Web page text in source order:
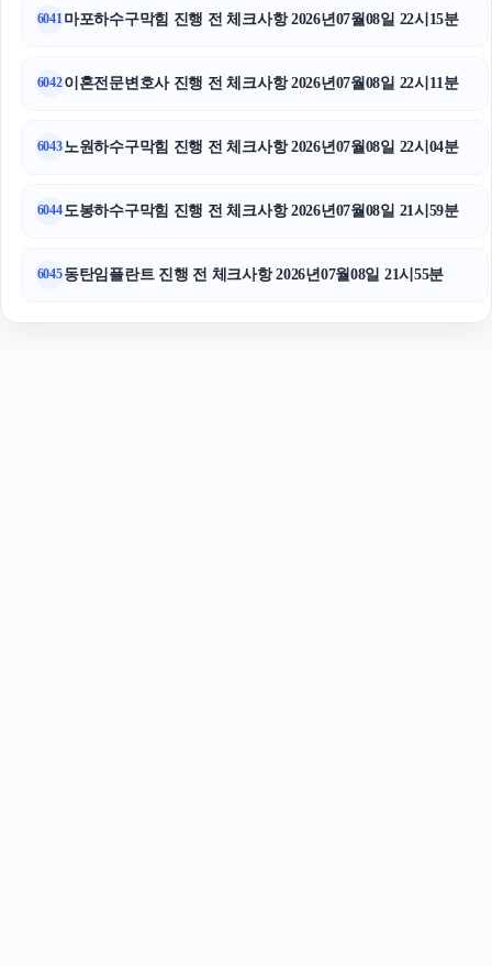
6041마포하수구막힘 진행 전 체크사항 2026년07월08일 22시15분
6042이혼전문변호사 진행 전 체크사항 2026년07월08일 22시11분
6043 노원하수구막힘 진행 전 체크사항 2026년07월08일 22시04분
6044 도봉하수구막힘 진행 전 체크사항 2026년07월08일 21시59분
6045동탄임플란트 진행 전 체크사항 2026년07월08일 21시55분